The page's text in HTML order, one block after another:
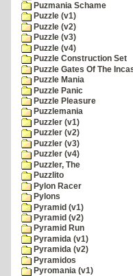
Puzmania Schame
Puzzle (v1)
Puzzle (v2)
Puzzle (v3)
Puzzle (v4)
Puzzle Construction Set
Puzzle Gates Of The
Puzzle Mania
Puzzle Panic
Puzzle Pleasure
Puzzlemania
Puzzler (v1)
Puzzler (v2)
Puzzler (v3)
Puzzler (v4)
Puzzler, The
Puzzlito
Pylon Racer
Pylons
Pyramid (v1)
Pyramid (v2)
Pyramid Run
Pyramida (v1)
Pyramida (v2)
Pyramidos
Pyromania (v1)